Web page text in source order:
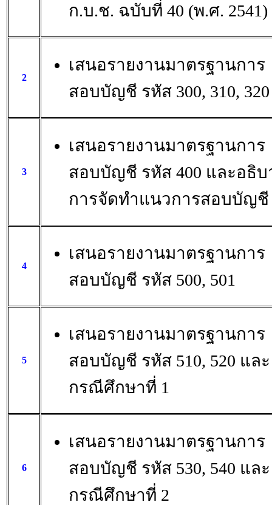
ก.บ.ช. ฉบับที่ 40 (พ.ศ. 2541)
2
เสนอรายงานมาตรฐานการ
สอบบัญชี รหัส 300, 310, 320
3
เสนอรายงานมาตรฐานการ
สอบบัญชี รหัส 400 และอธิบ
การจัดทำแนวการสอบบัญชี
4
เสนอรายงานมาตรฐานการ
สอบบัญชี รหัส 500, 501
5
เสนอรายงานมาตรฐานการ
สอบบัญชี รหัส 510, 520 และ
กรณีศึกษาที่ 1
6
เสนอรายงานมาตรฐานการ
สอบบัญชี รหัส 530, 540 และ
กรณีศึกษาที่ 2